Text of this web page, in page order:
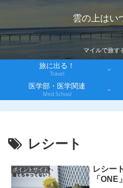
雲の上はい
マイルで旅す
旅に出る！
Travel
医学部・医学関連
Med School
レシート
ポイントサイト
レシー
「ONE